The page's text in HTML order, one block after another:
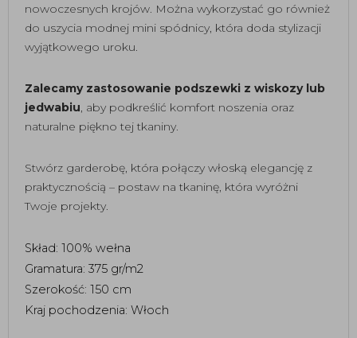
nowoczesnych krojów. Można wykorzystać go również
do uszycia modnej mini spódnicy, która doda stylizacji
wyjątkowego uroku.
Zalecamy zastosowanie podszewki z wiskozy lub
jedwabiu, aby podkreślić komfort noszenia oraz
naturalne piękno tej tkaniny.
Stwórz garderobę, która połączy włoską elegancję z
praktycznością – postaw na tkaninę, która wyróżni
Twoje projekty.
Skład: 100% wełna
Gramatura: 375 gr/m2
Szerokość: 150 cm
Kraj pochodzenia: Włoch